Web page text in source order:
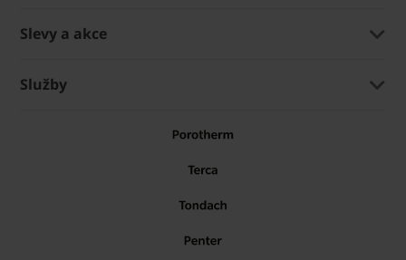
Slevy a akce
Služby